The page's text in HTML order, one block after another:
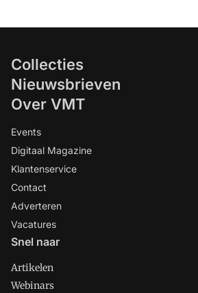
Collecties
Nieuwsbrieven
Over VMT
Events
Digitaal Magazine
Klantenservice
Contact
Adverteren
Vacatures
Snel naar
Artikelen
Webinars